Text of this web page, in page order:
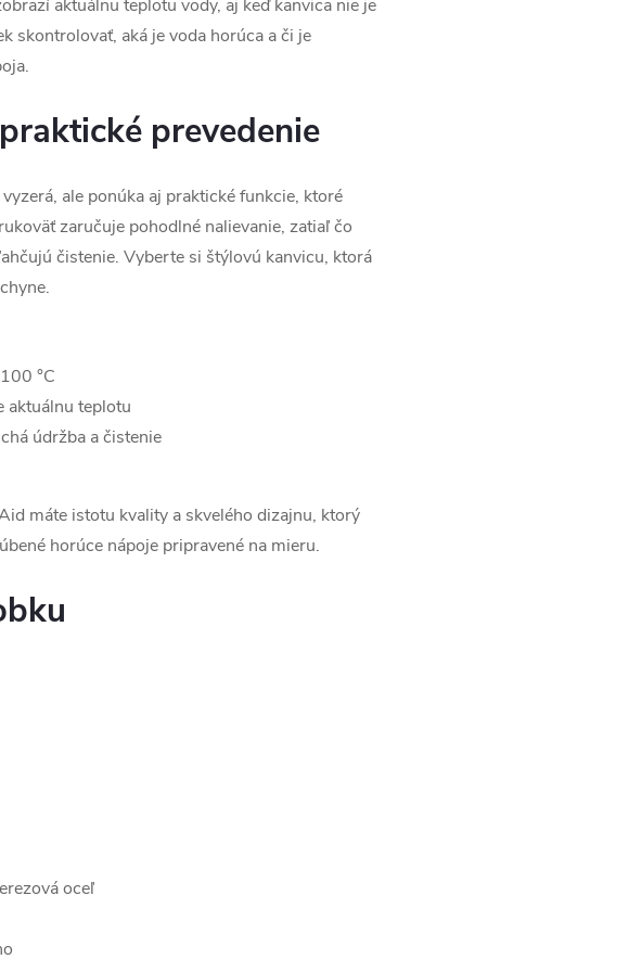
aktuálnu teplotu vody, aj keď kanvica nie je
skontrolovať, aká je voda horúca a či je
prevedenie
ale ponúka aj praktické funkcie, ktoré
zaručuje pohodlné nalievanie, zatiaľ čo
čistenie. Vyberte si štýlovú kanvicu, ktorá
°C
aktuálnu teplotu
údržba a čistenie
máte istotu kvality a skvelého dizajnu, ktorý
horúce nápoje pripravené na mieru.
oceľ